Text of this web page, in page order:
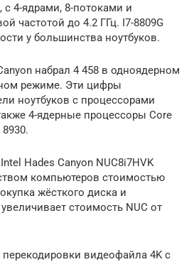
с 4-ядрами, 8-потоками и
частотой до 4.2 ГГц. I7-8809G
у большинства ноутбуков.
набрал 4 458 в одноядерном
режиме. Эти цифры
ноутбуков с процессорами
4-ядерные процессоры Core
Hades Canyon NUC8i7HVK
компьютеров стоимостью
жёсткого диска и
стоимость NUC от
перекодировки видеофайла 4K с